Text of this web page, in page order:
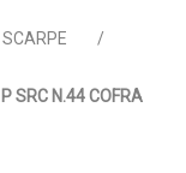
SCARPE /
SRC N.44 COFRA